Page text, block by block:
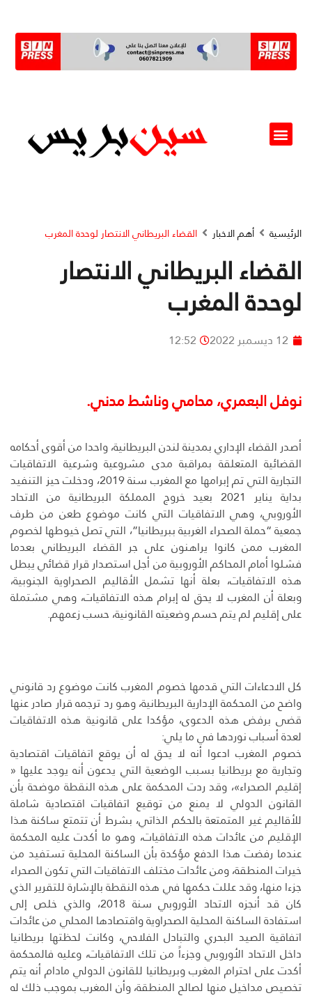
الرئيسية أهم الاخبار القضاء البريطاني الانتصار لوحدة المغرب
القضاء البريطاني الانتصار
لوحدة المغرب
12 ديسمبر 2022 12:52
نوفل البعمري، محامي وناشط مدني.
أصدر القضاء الإداري بمدينة لندن البريطانية، واحدا من أقوى أحكامه
القضائية المتعلقة بمراقبة مدى مشروعية وشرعية الاتفاقيات
التجارية التي تم إبرامها مع المغرب سنة 2019، ودخلت حيز التنفيد
بداية يناير 2021 بعيد خروج المملكة البريطانية من الاتحاد
الأوروبي، وهي الاتفاقيات التي كانت موضوع طعن من طرف
جمعية “حملة الصحراء الغربية ببريطانيا”، التي تصل خيوطها لخصوم
المغرب ممن كانوا يراهنون على جر القضاء البريطاني بعدما
فشلوا أمام المحاكم الأوروبية من أجل استصدار قرار قضائي يبطل
هذه الاتفاقيات، بعلة أنها تشمل الأقاليم الصحراوية الجنوبية،
وبعلة أن المغرب لا يحق له إبرام هذه الاتفاقيات، وهي مشتملة
على إقليم لم يتم حسم وضعيته القانونية، حسب زعمهم.
كل الادعاءات التي قدمها خصوم المغرب كانت موضوع رد قانوني
واضح من المحكمة الإدارية البريطانية، وهو رد ترجمه قرار صادر عنها
قضى برفض هذه الدعوى، مؤكدا على قانونية هذه الاتفاقيات
لعدة أسباب نوردها في ما يلي:
خصوم المغرب ادعوا أنه لا يحق له أن يوقع اتفاقيات اقتصادية
وتجارية مع بريطانيا بسبب الوضعية التي يدعون أنه يوجد عليها «
إقليم الصحراء»، وقد ردت المحكمة على هذه النقطة موضحة بأن
القانون الدولي لا يمنع من توقيع اتفاقيات اقتصادية شاملة
للأقاليم غير المتمتعة بالحكم الذاتي، بشرط أن تتمتع ساكنة هذا
الإقليم من عائدات هذه الاتفاقيات، وهو ما أكدت عليه المحكمة
عندما رفضت هذا الدفع مؤكدة بأن الساكنة المحلية تستفيد من
خيرات المنطقة، ومن عائدات مختلف الاتفاقيات التي تكون الصحراء
جزءا منها، وقد عللت حكمها في هذه النقطة بالإشارة للتقرير الذي
كان قد أنجزه الاتحاد الأوروبي سنة 2018، والذي خلص إلى
استفادة الساكنة المحلية الصحراوية واقتصادها المحلي من عائدات
اتفاقية الصيد البحري والتبادل الفلاحي، وكانت لحظتها بريطانيا
داخل الاتحاد الأوروبي وجزءاً من تلك الاتفاقيات، وعليه فالمحكمة
أكدت على احترام المغرب وبريطانيا للقانون الدولي مادام أنه يتم
تخصيص مداخيل منها لصالح المنطقة، وأن المغرب بموجب ذلك له